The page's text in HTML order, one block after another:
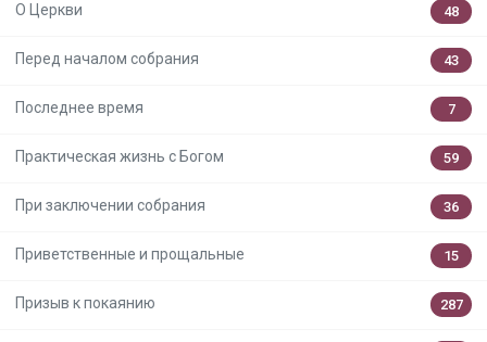
О Церкви 48
Перед началом собрания 43
Последнее время 7
Практическая жизнь с Богом 59
При заключении собрания 36
Приветственные и прощальные 15
Призыв к покаянию 287